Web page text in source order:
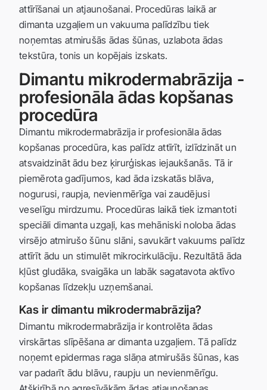
attīrīšanai un atjaunošanai. Procedūras laikā ar
dimanta uzgaļiem un vakuuma palīdzību tiek
noņemtas atmirušās ādas šūnas, uzlabota ādas
tekstūra, tonis un kopējais izskats.
Dimantu mikrodermabrāzija -
profesionāla ādas kopšanas
procedūra
Dimantu mikrodermabrāzija ir profesionāla ādas
kopšanas procedūra, kas palīdz attīrīt, izlīdzināt un
atsvaidzināt ādu bez ķirurģiskas iejaukšanās. Tā ir
piemērota gadījumos, kad āda izskatās blāva,
nogurusi, raupja, nevienmērīga vai zaudējusi
veselīgu mirdzumu. Procedūras laikā tiek izmantoti
speciāli dimanta uzgaļi, kas mehāniski noloba ādas
virsējo atmirušo šūnu slāni, savukārt vakuums palīdz
attīrīt ādu un stimulēt mikrocirkulāciju. Rezultātā āda
kļūst gludāka, svaigāka un labāk sagatavota aktīvo
kopšanas līdzekļu uzņemšanai.
Kas ir dimantu mikrodermabrāzija?
Dimantu mikrodermabrāzija ir kontrolēta ādas
virskārtas slīpēšana ar dimanta uzgaļiem. Tā palīdz
noņemt epidermas raga slāņa atmirušās šūnas, kas
var padarīt ādu blāvu, raupju un nevienmērīgu.